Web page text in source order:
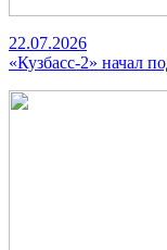
22.07.2026
«Кузбасс-2» начал